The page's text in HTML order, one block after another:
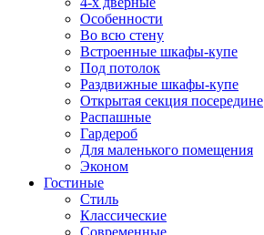
Особенности
Во всю стену
Встроенные шкафы-купе
Под потолок
Раздвижные шкафы-купе
Открытая секция посередине
Распашные
Гардероб
Для маленького помещения
Эконом
Гостиные
Стиль
Классические
Современные